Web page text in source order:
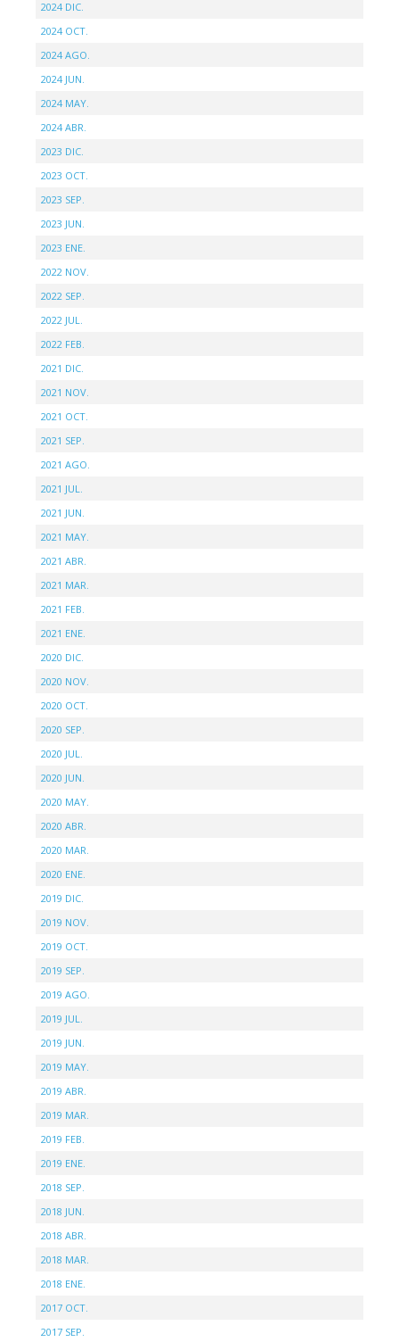
2024 DIC.
2024 OCT.
2024 AGO.
2024 JUN.
2024 MAY.
2024 ABR.
2023 DIC.
2023 OCT.
2023 SEP.
2023 JUN.
2023 ENE.
2022 NOV.
2022 SEP.
2022 JUL.
2022 FEB.
2021 DIC.
2021 NOV.
2021 OCT.
2021 SEP.
2021 AGO.
2021 JUL.
2021 JUN.
2021 MAY.
2021 ABR.
2021 MAR.
2021 FEB.
2021 ENE.
2020 DIC.
2020 NOV.
2020 OCT.
2020 SEP.
2020 JUL.
2020 JUN.
2020 MAY.
2020 ABR.
2020 MAR.
2020 ENE.
2019 DIC.
2019 NOV.
2019 OCT.
2019 SEP.
2019 AGO.
2019 JUL.
2019 JUN.
2019 MAY.
2019 ABR.
2019 MAR.
2019 FEB.
2019 ENE.
2018 SEP.
2018 JUN.
2018 ABR.
2018 MAR.
2018 ENE.
2017 OCT.
2017 SEP.